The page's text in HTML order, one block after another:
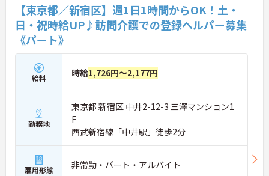
★おすすめPOINT★
【柔軟な働き方と自分らしさの尊重】
・週3日以上から勤務日数や時間の相談が可能です
・髪色やネイルが自由で個性を活かして働けます
ます
【充実した手当と独自の福利厚生】
・パート勤務でも年2回の特別手当支給実績があり
ます
・土日祝日勤務は時給が100円アップします
・結婚・出生・入学のお祝い金や宿泊補助などの独
自福利厚生が利用できます
【大手ならではの教育体制と安定基盤】
【東京都／新宿区】週1日1時間からOK！土・
日・祝時給UP♪訪問介護での登録ヘルパー募集
《パート》
給料 時給1,726円～2,177円
勤務地
東京都 新宿区 中井2-12-3 三澤マンション1
F
西武新宿線「中井駅」徒歩2分
雇用形態 非常勤・パート・アルバイト